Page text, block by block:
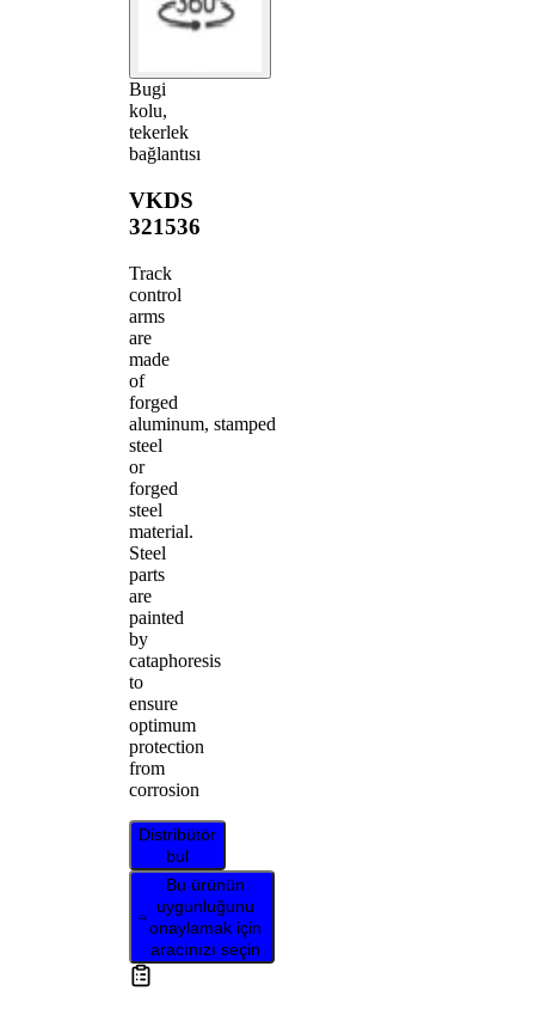
Bugi
kolu,
tekerlek
bağlantısı
VKDS
321536
Track
control
arms
are
made
of
forged
aluminum, stamped
steel
or
forged
steel
material.
Steel
parts
are
painted
by
cataphoresis
to
ensure
optimum
protection
from
corrosion
Distribütör
bul
Bu ürünün
uygunluğunu
onaylamak için
aracınızı seçin